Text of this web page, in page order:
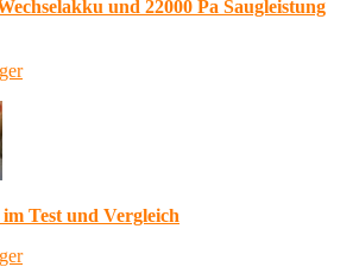
und 22000 Pa Saugleistung
Test und Vergleich